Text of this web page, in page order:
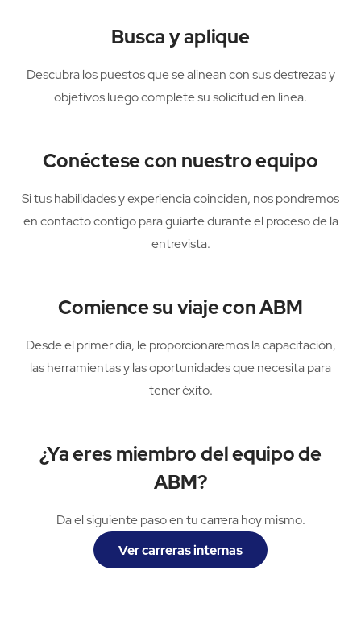
Busca y aplique
Descubra los puestos que se alinean con sus destrezas y
objetivos luego complete su solicitud en línea.
Conéctese con nuestro equipo
Si tus habilidades y experiencia coinciden, nos pondremos
en contacto contigo para guiarte durante el proceso de la
entrevista.
Comience su viaje con ABM
Desde el primer día, le proporcionaremos la capacitación,
las herramientas y las oportunidades que necesita para
tener éxito.
¿Ya eres miembro del equipo de
ABM?
Da el siguiente paso en tu carrera hoy mismo.
Ver carreras internas